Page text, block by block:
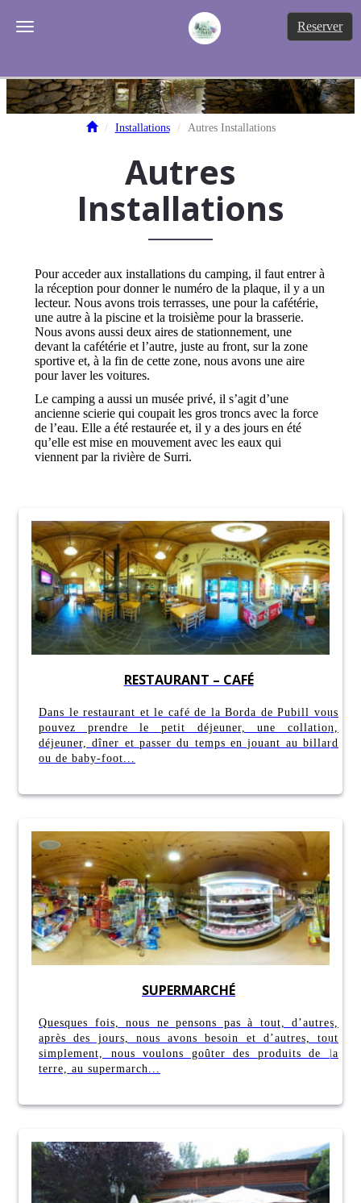
Toggle navigation Reserver
Installations Autres Installations
Autres
Installations
Pour acceder aux installations du camping, il faut entrer à
la réception pour donner le numéro de la plaque, il y a un
lecteur. Nous avons trois terrasses, une pour la cafétérie,
une autre à la piscine et la troisième pour la brasserie.
Nous avons aussi deux aires de stationnement, une
devant la cafétérie et l’autre, juste au front, sur la zone
sportive et, à la fin de cette zone, nous avons une aire
pour laver les voitures.
Le camping a aussi un musée privé, il s’agit d’une
ancienne scierie qui coupait les gros troncs avec la force
de l’eau. Elle a été restaurée et, il y a des jours en été
qu’elle est mise en mouvement avec les eaux qui
viennent par la rivière de Surri.
RESTAURANT – CAFÉ
Dans le restaurant et le café de la Borda de Pubill vous
pouvez prendre le petit déjeuner, une collation,
déjeuner, dîner et passer du temps en jouant au billard
ou de baby-foot...
SUPERMARCHÉ
Quesques fois, nous ne pensons pas à tout, d’autres,
après des jours, nous avons besoin et d’autres, tout
simplement, nous voulons goûter des produits de la
terre, au supermarch...